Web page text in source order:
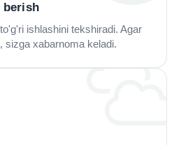
berish
ishlashini tekshiradi. Agar
sizga xabarnoma keladi.